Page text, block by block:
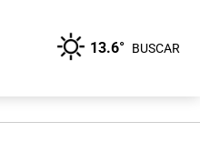
13.6° BUSCAR